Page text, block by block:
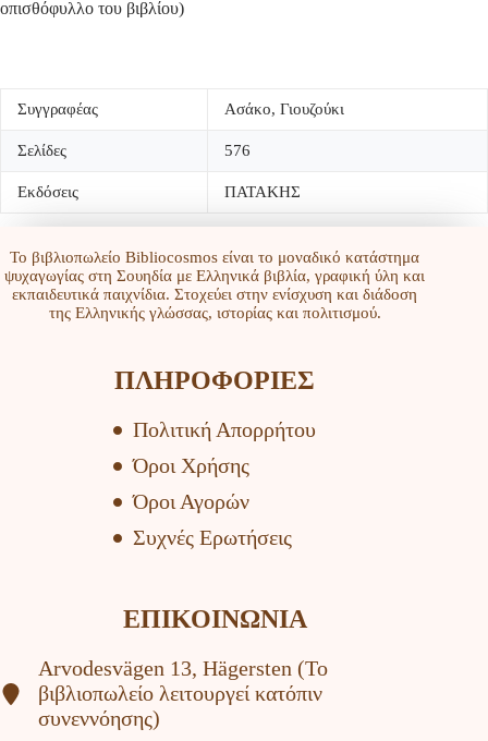
οπισθόφυλλο του βιβλίου)
Συγγραφέας Ασάκο, Γιουζούκι
Σελίδες 576
Εκδόσεις ΠΑΤΑΚΗΣ
Το βιβλιοπωλείο Bibliocosmos είναι το μοναδικό κατάστημα
ψυχαγωγίας στη Σουηδία με Ελληνικά βιβλία, γραφική ύλη και
εκπαιδευτικά παιχνίδια. Στοχεύει στην ενίσχυση και διάδοση
της Ελληνικής γλώσσας, ιστορίας και πολιτισμού.
ΠΛΗΡΟΦΟΡΙΕΣ
Πολιτική Απορρήτου
Όροι Χρήσης
Όροι Αγορών
Συχνές Ερωτήσεις
ΕΠΙΚΟΙΝΩΝΙΑ
Arvodesvägen 13, Hägersten (To
βιβλιοπωλείο λειτουργεί κατόπιν
συνεννόησης)